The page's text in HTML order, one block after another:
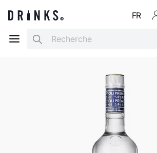
FR
Search